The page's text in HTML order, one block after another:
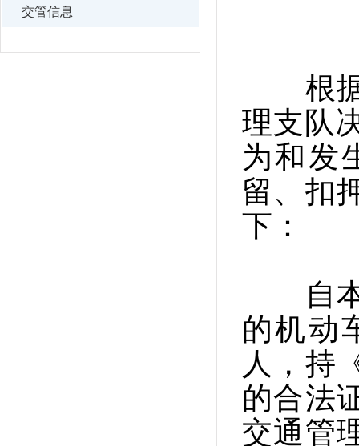
交管信息
根据
理支队
为和发
留、扣
下：
自本
的机动
人，持
的合法
交通管